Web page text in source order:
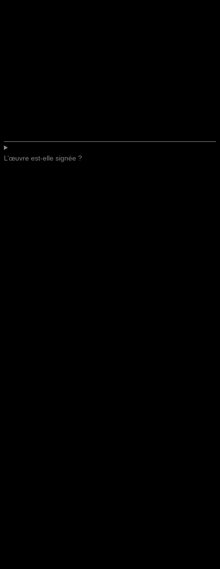
L’œuvre est-elle signée ?